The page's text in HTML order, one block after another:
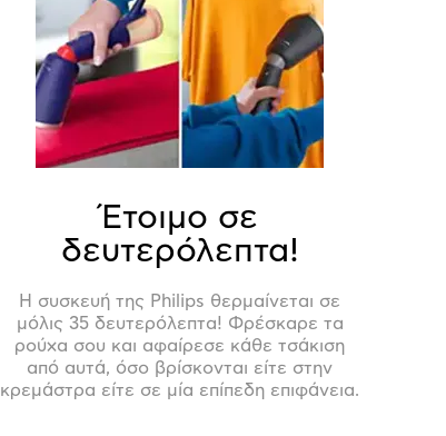
Έτοιμο σε
δευτερόλεπτα!
Η συσκευή της Philips θερμαίνεται σε
μόλις 35 δευτερόλεπτα! Φρέσκαρε τα
ρούχα σου και αφαίρεσε κάθε τσάκιση
από αυτά, όσο βρίσκονται είτε στην
κρεμάστρα είτε σε μία επίπεδη επιφάνεια.